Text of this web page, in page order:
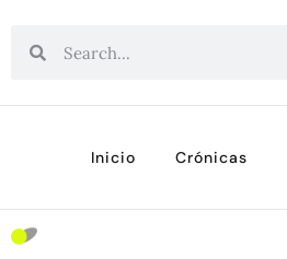
Inicio Crónicas